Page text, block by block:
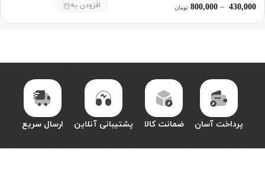
430,000
–
800,000 تومان افزودن به
پرداخت آسان ضمانت کالا پشتیبانی آنلاین ارسال سریع